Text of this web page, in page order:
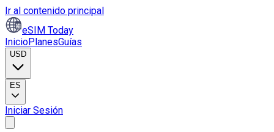
Ir al contenido principal
eSIM Today
InicioPlanesGuías
USD
ES
Iniciar Sesión